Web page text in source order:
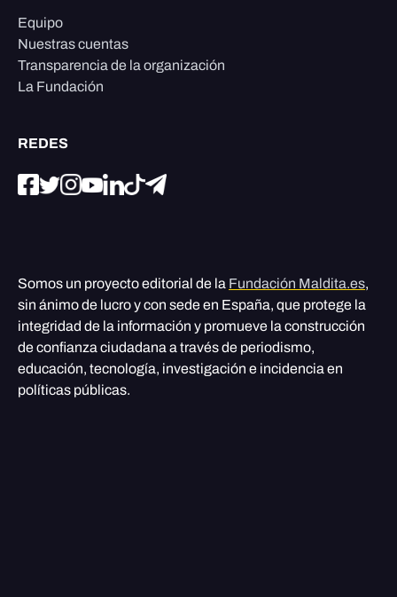
Equipo
Nuestras cuentas
Transparencia de la organización
La Fundación
REDES
Somos un proyecto editorial de la Fundación Maldita.es,
sin ánimo de lucro y con sede en España, que protege la
integridad de la información y promueve la construcción
de confianza ciudadana a través de periodismo,
educación, tecnología, investigación e incidencia en
políticas públicas.